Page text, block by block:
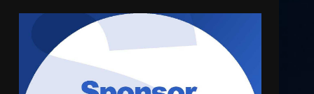
5
scrivono al Prefetto: “Noi
cittadini di serie B”